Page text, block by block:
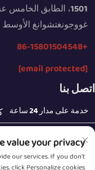
غووجونغتشوانغ الأوسط
+86-15801504548
[email protected]
اتصل بنا
خدمة على مدار 24 ساعة
value your privacy
our services. If you don't
click Personalize cookies.